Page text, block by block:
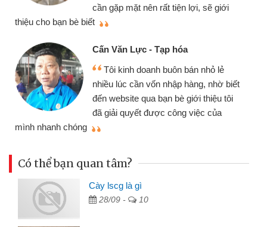
cần gặp mặt nên rất tiện lợi, sẽ giới
thiệu cho bạn bè biết
Cấn Văn Lực - Tạp hóa
Tôi kinh doanh buôn bán nhỏ lẻ
nhiều lúc cần vốn nhập hàng, nhờ biết
đến website qua bạn bè giới thiệu tôi
đã giải quyết được công việc của
mình nhanh chóng
Có thể bạn quan tâm?
Cày lscg là gì
28/09 - 10